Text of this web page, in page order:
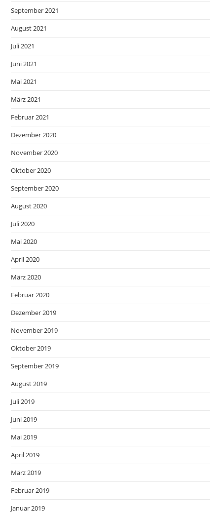
September 2021
August 2021
Juli 2021
Juni 2021
Mai 2021
März 2021
Februar 2021
Dezember 2020
November 2020
Oktober 2020
September 2020
August 2020
Juli 2020
Mai 2020
April 2020
März 2020
Februar 2020
Dezember 2019
November 2019
Oktober 2019
September 2019
August 2019
Juli 2019
Juni 2019
Mai 2019
April 2019
März 2019
Februar 2019
Januar 2019